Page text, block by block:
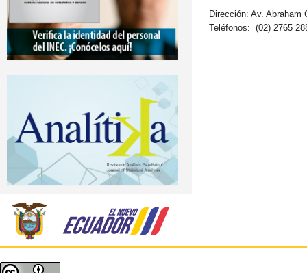
Dirección: Av.
Teléfonos: (02) 2765